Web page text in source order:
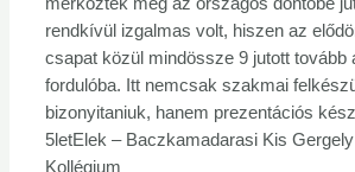
rendkívül izgalmas volt, hiszen az
csapat közül mindössze 9 jutott tovább
fordulóba. Itt nemcsak szakmai
bizonyitaniuk, hanem prezentációs
5letElek – Baczkamadarasi Kis
Kollégium